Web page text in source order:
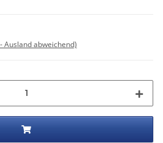
Ausland abweichend)